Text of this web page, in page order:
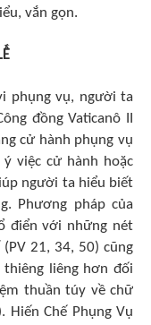
vắn gọn.
phụng vụ, người ta
đồng Vaticanô II
cử hành phụng vụ
việc cử hành hoặc
người ta hiểu biết
Phương pháp của
điển với những nét
21, 34, 50) cũng
liêng hơn đối
thuần túy về chữ
Hiến Chế Phụng Vụ